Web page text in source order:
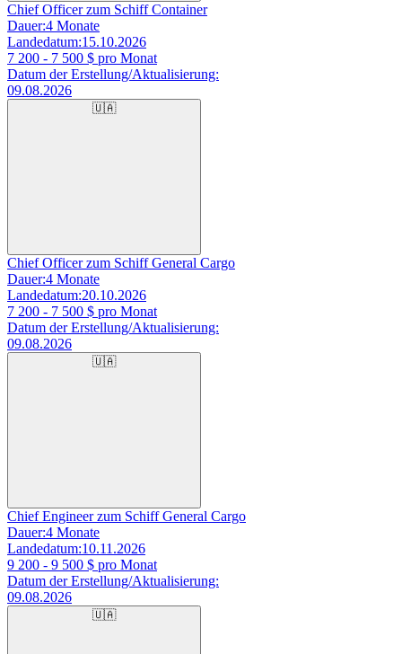
Chief Officer zum Schiff Container
Dauer:4 Monate
Landedatum:15.10.2026
7 200 - 7 500 $ pro Monat
Datum der Erstellung/Aktualisierung:
09.08.2026
🇺🇦
Chief Officer zum Schiff General Cargo
Dauer:4 Monate
Landedatum:20.10.2026
7 200 - 7 500 $ pro Monat
Datum der Erstellung/Aktualisierung:
09.08.2026
🇺🇦
Chief Engineer zum Schiff General Cargo
Dauer:4 Monate
Landedatum:10.11.2026
9 200 - 9 500 $ pro Monat
Datum der Erstellung/Aktualisierung:
09.08.2026
🇺🇦